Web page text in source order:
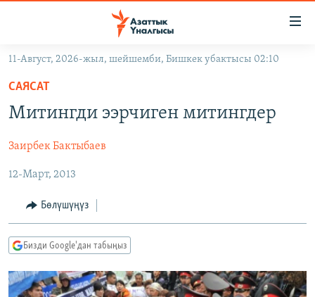
Навигацияга
өтүңүз
Издөөгө
салыңыз
САЯСАТ
ЭКОНОМИКА
МАДАНИЯТ
ДҮЙНӨ
БОРБОР АЗИЯ
УКРАИНА
АТАЙЫН ИЛИКТӨӨ
ТВ ПРОГРАММАЛАР
БҮГҮН АЗАТТЫКТА
ЭКСПЕРТТЕР ТАЛДАЙТ
БИЗ ЖАНА ДҮЙНӨ
ПОДКАСТ
ӨЗГӨЧӨ ПИКИР
Русский
11-Август, 2026-жыл, шейшемби, Бишкек убактысы 02:10
САЯСАТ
Митингди ээрчиген митингдер
Заирбек Бактыбаев
12-Март, 2013
Бөлүшүңүз
Бизди Google'дан табыңыз